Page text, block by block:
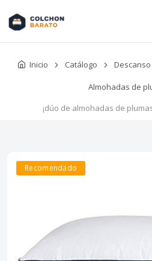
Inicio Catálogo
Almohadas de
¡dúo de almohadas de
Recomendado